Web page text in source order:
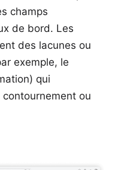
champs
de bord. Les
des lacunes ou
exemple, le
qui
ou